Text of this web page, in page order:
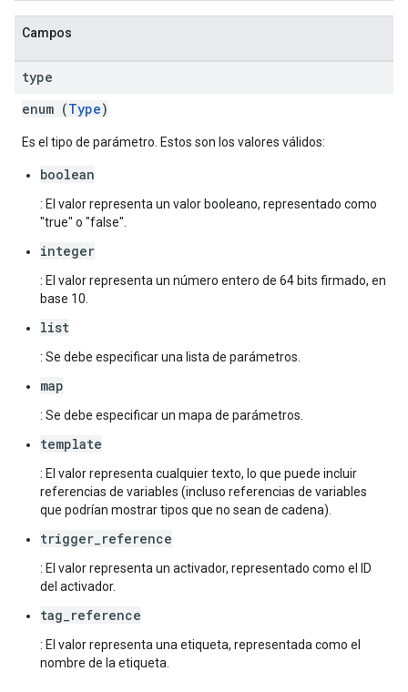
Campos
type
enum (Type)
Es el tipo de parámetro. Estos son los valores válidos:
boolean
: El valor representa un valor booleano, representado como
"true" o "false".
integer
: El valor representa un número entero de 64 bits firmado, en
base 10.
list
: Se debe especificar una lista de parámetros.
map
: Se debe especificar un mapa de parámetros.
template
: El valor representa cualquier texto, lo que puede incluir
referencias de variables (incluso referencias de variables
que podrían mostrar tipos que no sean de cadena).
trigger_reference
: El valor representa un activador, representado como el ID
del activador.
tag_reference
: El valor representa una etiqueta, representada como el
nombre de la etiqueta.